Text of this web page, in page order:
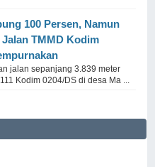
100 Persen, Namun
TMMD Kodim
jalan sepanjang 3.839 meter
Kodim 0204/DS di desa Ma ...